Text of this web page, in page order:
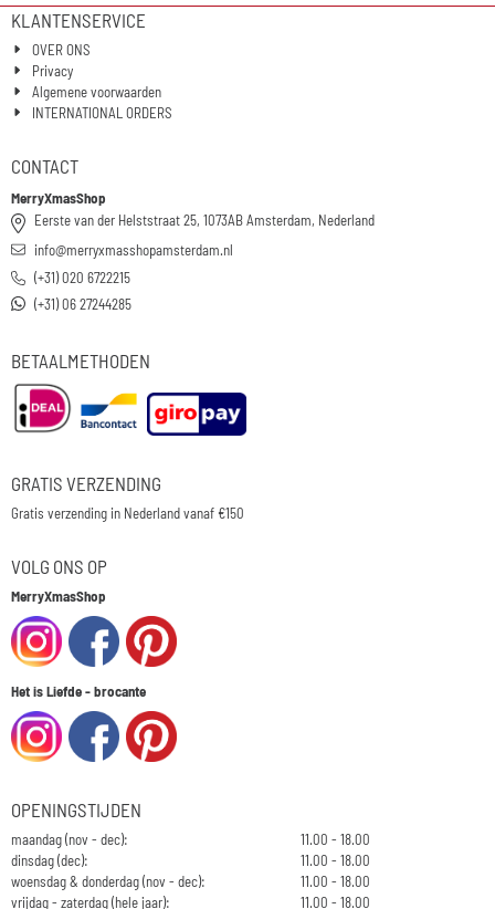
KLANTENSERVICE
OVER ONS
Privacy
Algemene voorwaarden
INTERNATIONAL ORDERS
CONTACT
MerryXmasShop
Eerste van der Helststraat 25, 1073AB Amsterdam, Nederland
info@merryxmasshopamsterdam.nl
(+31) 020 6722215
(+31) 06 27244285
BETAALMETHODEN
GRATIS VERZENDING
Gratis verzending in Nederland vanaf €150
VOLG ONS OP
MerryXmasShop
Het is Liefde - brocante
OPENINGSTIJDEN
maandag (nov - dec):
11.00 - 18.00
dinsdag (dec):
11.00 - 18.00
woensdag & donderdag (nov - dec):
11.00 - 18.00
vrijdag - zaterdag (hele jaar):
11.00 - 18.00